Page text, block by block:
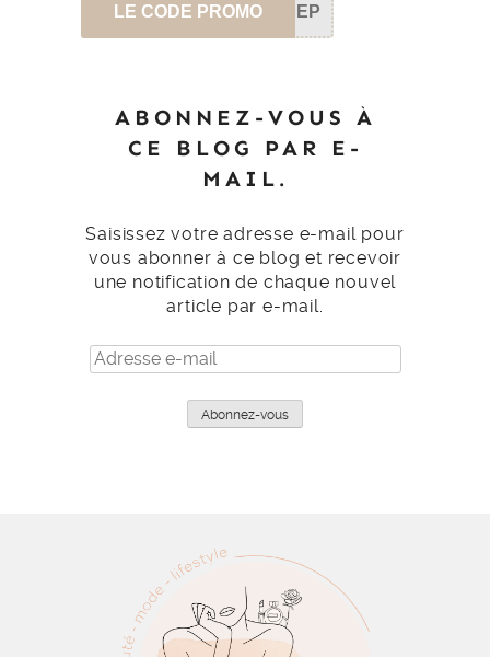
LE CODE PROMO SEP
ABONNEZ-VOUS À
CE BLOG PAR E-
MAIL.
Saisissez votre adresse e-mail pour
vous abonner à ce blog et recevoir
une notification de chaque nouvel
article par e-mail.
Adresse
e-
Abonnez-vous